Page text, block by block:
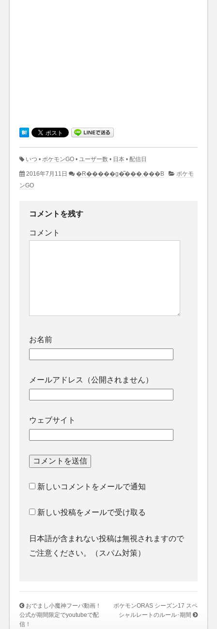
いつ • ポケモンGO • ユーザー数 • 日本 • 配信日
2016年7月11日 �R�����g�͂���܂���B
ポケモ
ンGO
コメントを残す
コメント
お名前
メールアドレス（公開されません）
ウェブサイト
新しいコメントをメールで通知
新しい投稿をメールで受け取る
日本語が含まれない投稿は無視されますので
ご注意ください。（スパム対策）
おでまし小魔神フーパ動画！
公式が期間限定でyoutubeで配
信！
ポケモンORAS シーズン17 スペ
シャルレートのルール･期間